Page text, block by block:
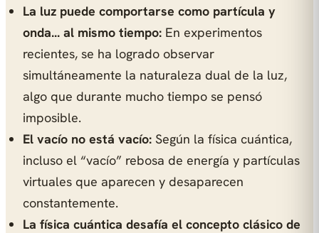
La luz puede comportarse como partícula y
onda... al mismo tiempo: En experimentos
recientes, se ha logrado observar
simultáneamente la naturaleza dual de la luz,
algo que durante mucho tiempo se pensó
imposible.
El vacío no está vacío: Según la física cuántica,
incluso el “vacío” rebosa de energía y partículas
virtuales que aparecen y desaparecen
constantemente.
La física cuántica desafía el concepto clásico de